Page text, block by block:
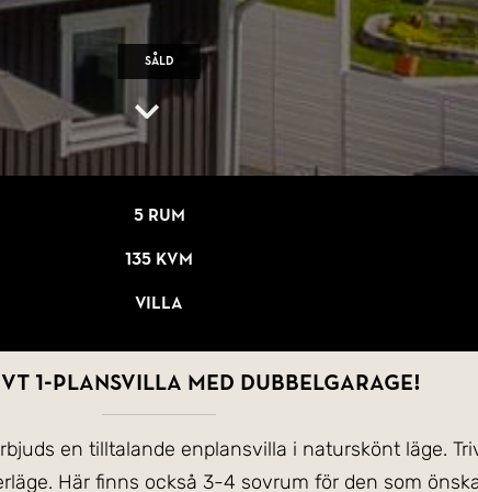
Såld
5 rum
135 kvm
Villa
1-plansvilla med dubbelgarage!
en tilltalande enplansvilla i naturskönt läge.
Här finns också 3-4 sovrum för den som